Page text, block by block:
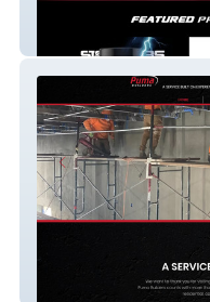
pumabuilders